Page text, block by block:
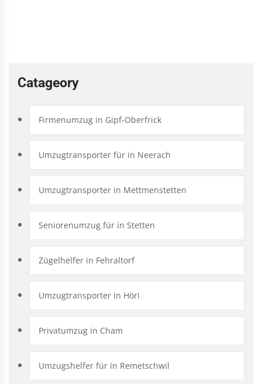
Catageory
Firmenumzug in Gipf-Oberfrick
Umzugtransporter für in Neerach
Umzugtransporter in Mettmenstetten
Seniorenumzug für in Stetten
Zügelhelfer in Fehraltorf
Umzugtransporter in Höri
Privatumzug in Cham
Umzugshelfer für in Remetschwil